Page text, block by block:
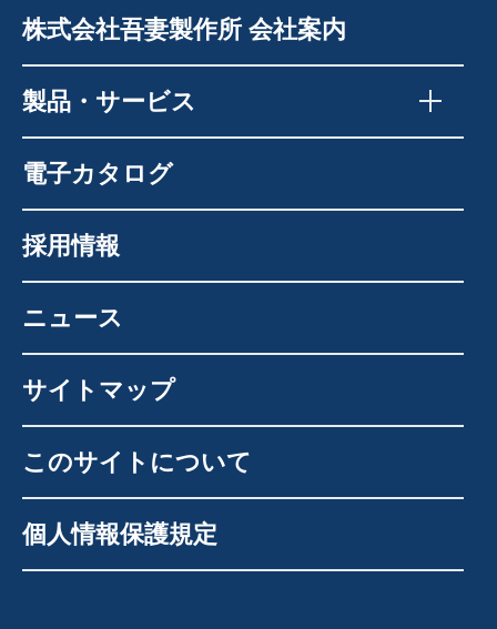
株式会社吾妻製作所 会社案内
製品・サービス
電子カタログ
採用情報
ニュース
サイトマップ
このサイトについて
個人情報保護規定